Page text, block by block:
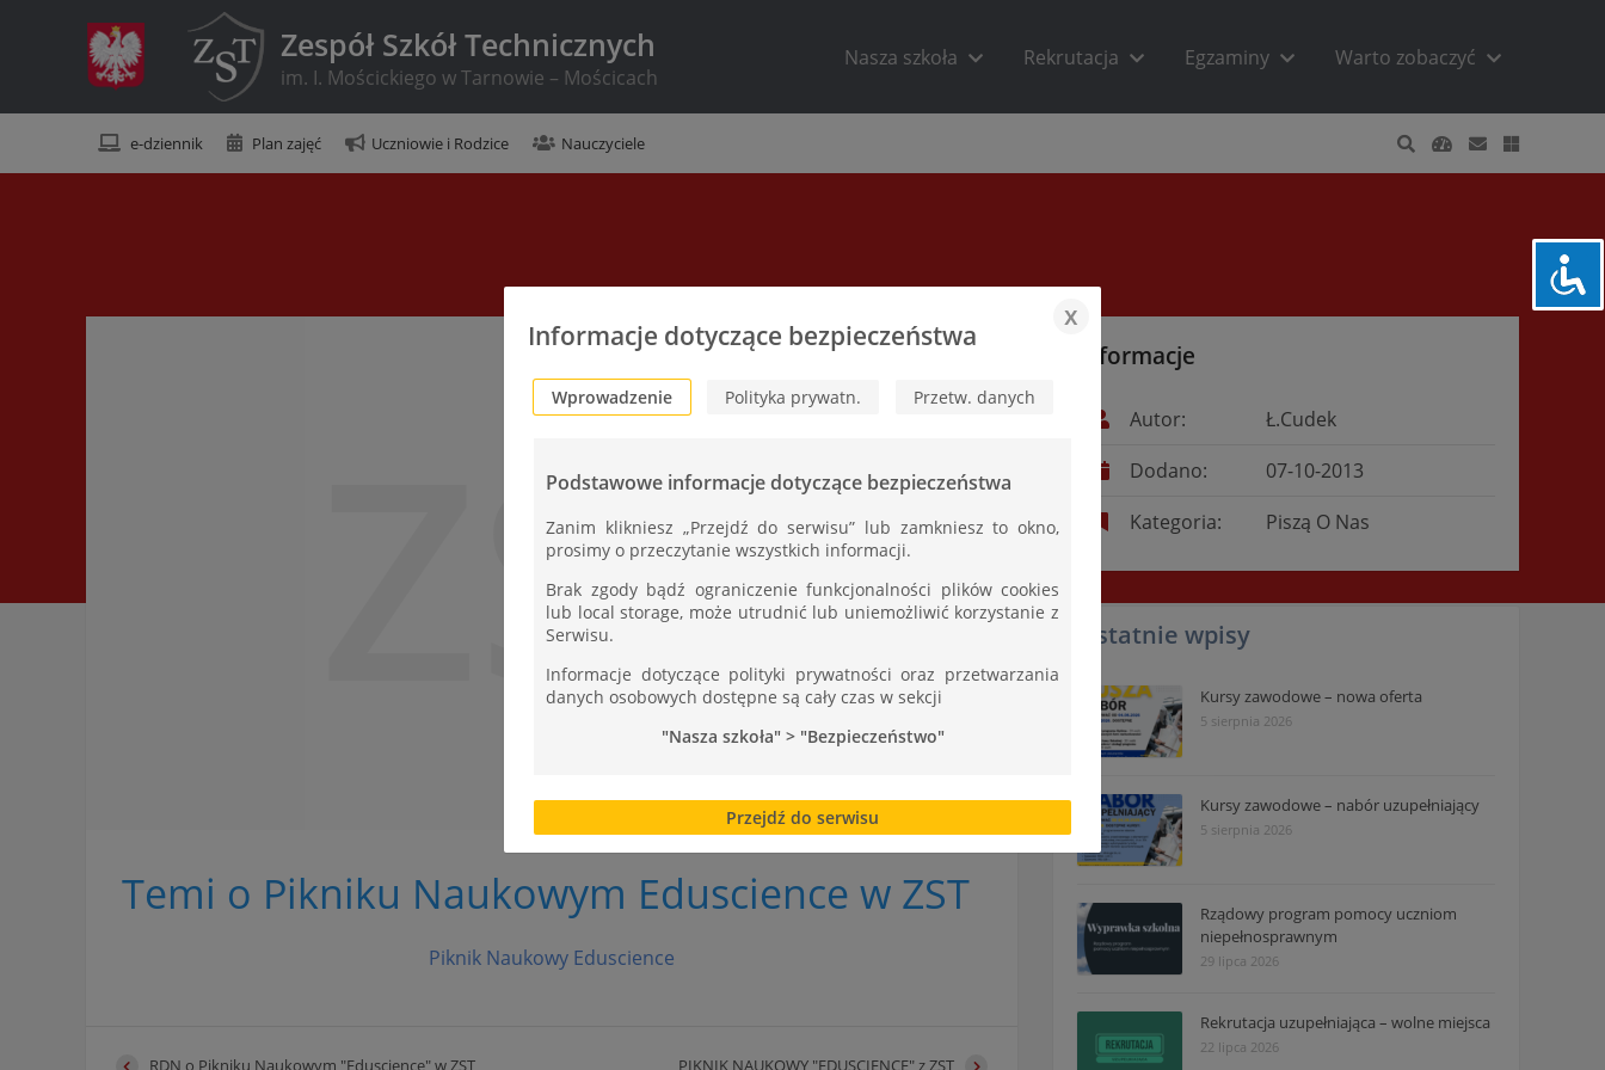
Zespół Szkół Technicznych
im. I. Mościckiego w Tarnowie – Mościcach
Nasza szkoła Rekrutacja Egzaminy Warto zobaczyć
e-dziennik Plan zajęć Uczniowie i Rodzice Nauczyciele
ZST
Temi o Pikniku Naukowym Eduscience w ZST
Piknik Naukowy Eduscience
RDN o Pikniku Naukowym "Eduscience" w ZST PIKNIK NAUKOWY "EDUSCIENCE" z ZST
Informacje
Autor:
Ł.Cudek
Dodano:
07-10-2013
Kategoria:
Piszą O Nas
Ostatnie wpisy
Kursy zawodowe – nowa oferta
5 sierpnia 2026
Kursy zawodowe – nabór uzupełniający
5 sierpnia 2026
Rządowy program pomocy uczniom
niepełnosprawnym
29 lipca 2026
Rekrutacja uzupełniająca – wolne miejsca
22 lipca 2026
Informacje dotyczące bezpieczeństwa
x
Wprowadzenie Polityka prywatn. Przetw. danych
Podstawowe informacje dotyczące bezpieczeństwa
Zanim klikniesz „Przejdź do serwisu” lub zamkniesz to okno,
prosimy o przeczytanie wszystkich informacji.
Brak zgody bądź ograniczenie funkcjonalności plików cookies
lub local storage, może utrudnić lub uniemożliwić korzystanie z
Serwisu.
Informacje dotyczące polityki prywatności oraz przetwarzania
danych osobowych dostępne są cały czas w sekcji
"Nasza szkoła" > "Bezpieczeństwo"
Przejdź do serwisu